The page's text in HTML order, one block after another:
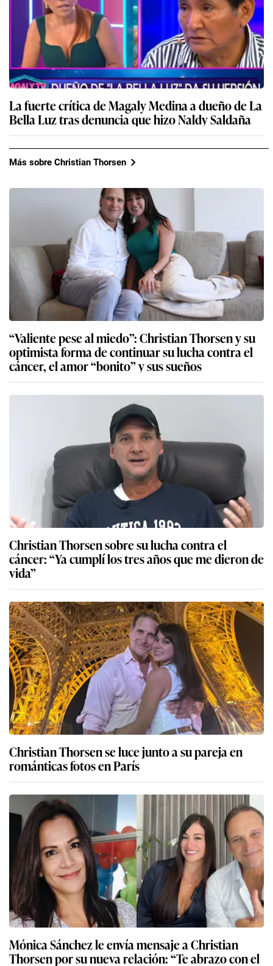
La fuerte crítica de Magaly Medina a dueño de La
Bella Luz tras denuncia que hizo Naldy Saldaña
Más sobre Christian Thorsen
“Valiente pese al miedo”: Christian Thorsen y su
optimista forma de continuar su lucha contra el
cáncer, el amor “bonito” y sus sueños
Christian Thorsen sobre su lucha contra el
cáncer: “Ya cumplí los tres años que me dieron de
vida”
Christian Thorsen se luce junto a su pareja en
románticas fotos en París
Mónica Sánchez le envía mensaje a Christian
Thorsen por su nueva relación: “Te abrazo con el